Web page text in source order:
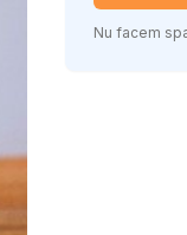
Nu facem